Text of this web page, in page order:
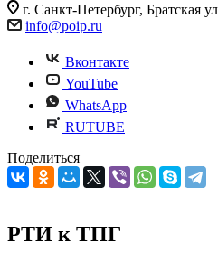
г. Санкт-Петербург, Братская
info@poip.ru
Вконтакте
YouTube
WhatsApp
RUTUBE
Поделиться
РТИ к ТПГ